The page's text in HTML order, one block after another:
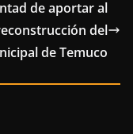
de aportar al
del
de Temuco